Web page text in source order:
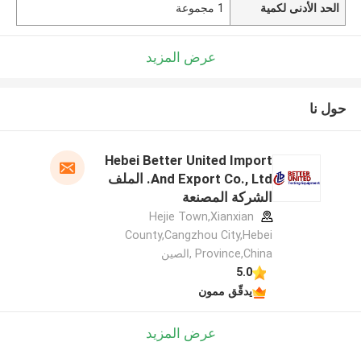
الحد الأدنى لكمية 1 مجموعة
عرض المزيد
حول نا
Hebei Better United Import
And Export Co., Ltd. الملف
الشركة المصنعة
Hejie Town,Xianxian
County,Cangzhou City,Hebei
Province,China ,الصين
5.0
يدقّق ممون
عرض المزيد